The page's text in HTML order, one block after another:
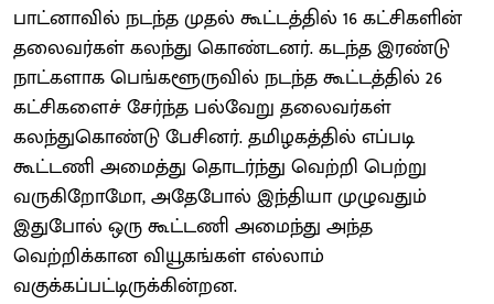
பாட்னாவில் நடந்த முதல் கூட்டத்தில் 16 கட்சிகளின்
தலைவர்கள் கலந்து கொண்டனர். கடந்த இரண்டு
நாட்களாக பெங்களூருவில் நடந்த கூட்டத்தில் 26
கட்சிகளைச் சேர்ந்த பல்வேறு தலைவர்கள்
கலந்துகொண்டு பேசினர். தமிழகத்தில் எப்படி
கூட்டணி அமைத்து தொடர்ந்து வெற்றி பெற்று
வருகிறோமோ, அதேபோல் இந்தியா முழுவதும்
இதுபோல் ஒரு கூட்டணி அமைந்து அந்த
வெற்றிக்கான வியூகங்கள் எல்லாம்
வகுக்கப்பட்டிருக்கின்றன.